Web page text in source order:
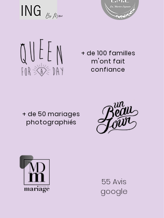
+ de 100 familles
m'ont fait
confiance
+ de 50 mariages
photographiés
55 Avis
google